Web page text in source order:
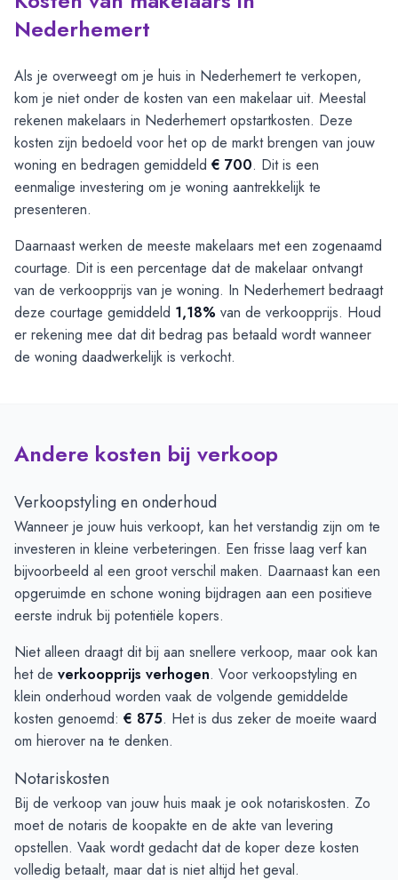
Nederhemert
Als je overweegt om je huis in Nederhemert te verkopen,
kom je niet onder de kosten van een makelaar uit. Meestal
rekenen makelaars in Nederhemert opstartkosten. Deze
kosten zijn bedoeld voor het op de markt brengen van jouw
woning en bedragen gemiddeld € 700. Dit is een
eenmalige investering om je woning aantrekkelijk te
presenteren.
Daarnaast werken de meeste makelaars met een zogenaamd
courtage. Dit is een percentage dat de makelaar ontvangt
van de verkoopprijs van je woning. In Nederhemert bedraagt
deze courtage gemiddeld 1,18% van de verkoopprijs. Houd
er rekening mee dat dit bedrag pas betaald wordt wanneer
de woning daadwerkelijk is verkocht.
Andere kosten bij verkoop
Verkoopstyling en onderhoud
Wanneer je jouw huis verkoopt, kan het verstandig zijn om te
investeren in kleine verbeteringen. Een frisse laag verf kan
bijvoorbeeld al een groot verschil maken. Daarnaast kan een
opgeruimde en schone woning bijdragen aan een positieve
eerste indruk bij potentiële kopers.
Niet alleen draagt dit bij aan snellere verkoop, maar ook kan
het de verkoopprijs verhogen. Voor verkoopstyling en
klein onderhoud worden vaak de volgende gemiddelde
kosten genoemd: € 875. Het is dus zeker de moeite waard
om hierover na te denken.
Notariskosten
Bij de verkoop van jouw huis maak je ook notariskosten. Zo
moet de notaris de koopakte en de akte van levering
opstellen. Vaak wordt gedacht dat de koper deze kosten
volledig betaalt, maar dat is niet altijd het geval.